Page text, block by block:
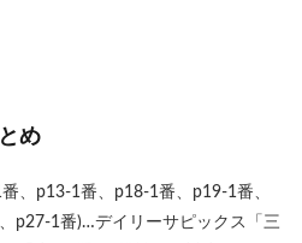
め
、p13-1番、p18-1番、p19-1番、
p27-1番)…デイリーサピックス「三